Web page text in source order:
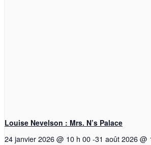
Louise Nevelson : Mrs. N’s Palace
24 janvier 2026 @ 10 h 00-31 août 2026 @